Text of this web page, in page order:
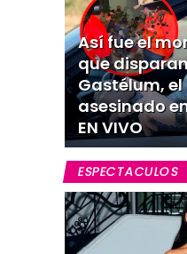
Así fue el
que
Gastélum,
asesinado
EN VIVO
ESPECTACULOS